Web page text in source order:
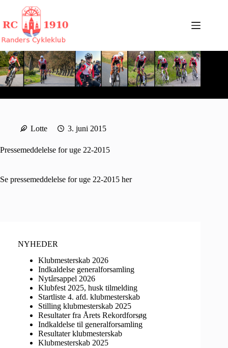
indhold
Lotte 3. juni 2015
Pressemeddelelse for uge 22-2015
Se pressemeddelelse for uge 22-2015 her
NYHEDER
Klubmesterskab 2026
Indkaldelse generalforsamling
Nytårsappel 2026
Klubfest 2025, husk tilmelding
Startliste 4. afd. klubmesterskab
Stilling klubmesterskab 2025
Resultater fra Årets Rekordforsøg
Indkaldelse til generalforsamling
Resultater klubmesterskab
Klubmesterskab 2025